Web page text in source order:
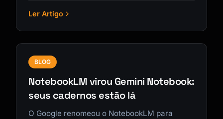
Ler Artigo
BLOG
NotebookLM virou Gemini Notebook:
seus cadernos estão lá
O Google renomeou o NotebookLM para